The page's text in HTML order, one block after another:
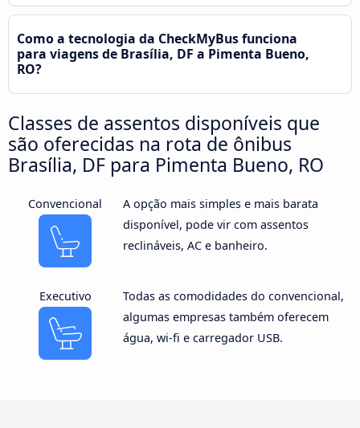
Como a tecnologia da CheckMyBus funciona
para viagens de Brasília, DF a Pimenta Bueno,
RO?
Classes de assentos disponíveis que
são oferecidas na rota de ônibus
Brasília, DF para Pimenta Bueno, RO
Convencional
A opção mais simples e mais barata
disponível, pode vir com assentos
reclináveis, AC e banheiro.
Executivo
Todas as comodidades do convencional,
algumas empresas também oferecem
água, wi-fi e carregador USB.